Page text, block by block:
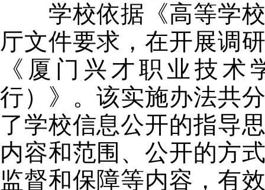
学校依据《高等学校
厅文件要求，在开展调
《厦门兴才职业技
行）》。该实施办法共
了学校信息公开的指导
内容和范围、公开的方
监督和保障等内容，有